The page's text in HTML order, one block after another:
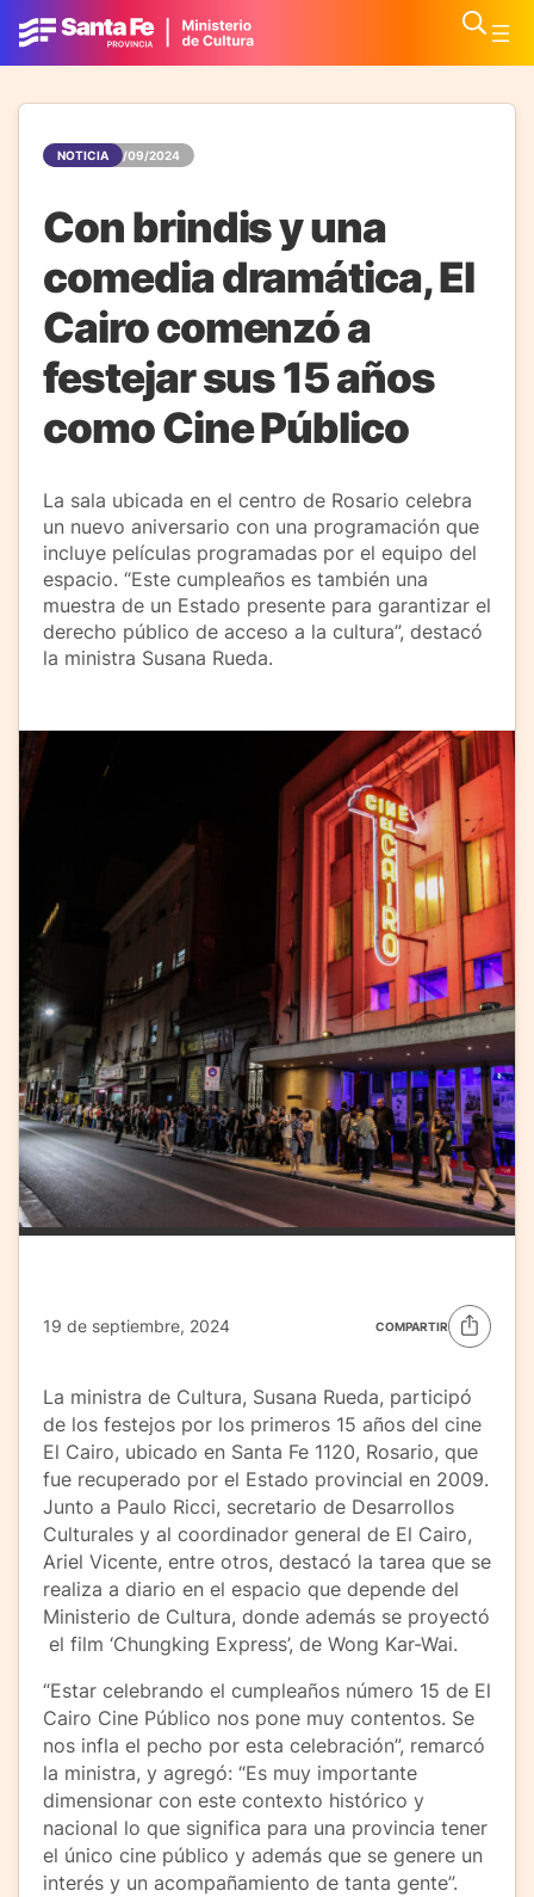
NOTICIA 19/09/2024
Con brindis y una
comedia dramática, El
Cairo comenzó a
festejar sus 15 años
como Cine Público
La sala ubicada en el centro de Rosario celebra
un nuevo aniversario con una programación que
incluye películas programadas por el equipo del
espacio. “Este cumpleaños es también una
muestra de un Estado presente para garantizar el
derecho público de acceso a la cultura”, destacó
la ministra Susana Rueda.
19 de septiembre, 2024 COMPARTIR
La ministra de Cultura, Susana Rueda, participó
de los festejos por los primeros 15 años del cine
El Cairo, ubicado en Santa Fe 1120, Rosario, que
fue recuperado por el Estado provincial en 2009.
Junto a Paulo Ricci, secretario de Desarrollos
Culturales y al coordinador general de El Cairo,
Ariel Vicente, entre otros, destacó la tarea que se
realiza a diario en el espacio que depende del
Ministerio de Cultura, donde además se proyectó
el film ‘Chungking Express’, de Wong Kar-Wai.
“Estar celebrando el cumpleaños número 15 de El
Cairo Cine Público nos pone muy contentos. Se
nos infla el pecho por esta celebración”, remarcó
la ministra, y agregó: “Es muy importante
dimensionar con este contexto histórico y
nacional lo que significa para una provincia tener
el único cine público y además que se genere un
interés y un acompañamiento de tanta gente”.